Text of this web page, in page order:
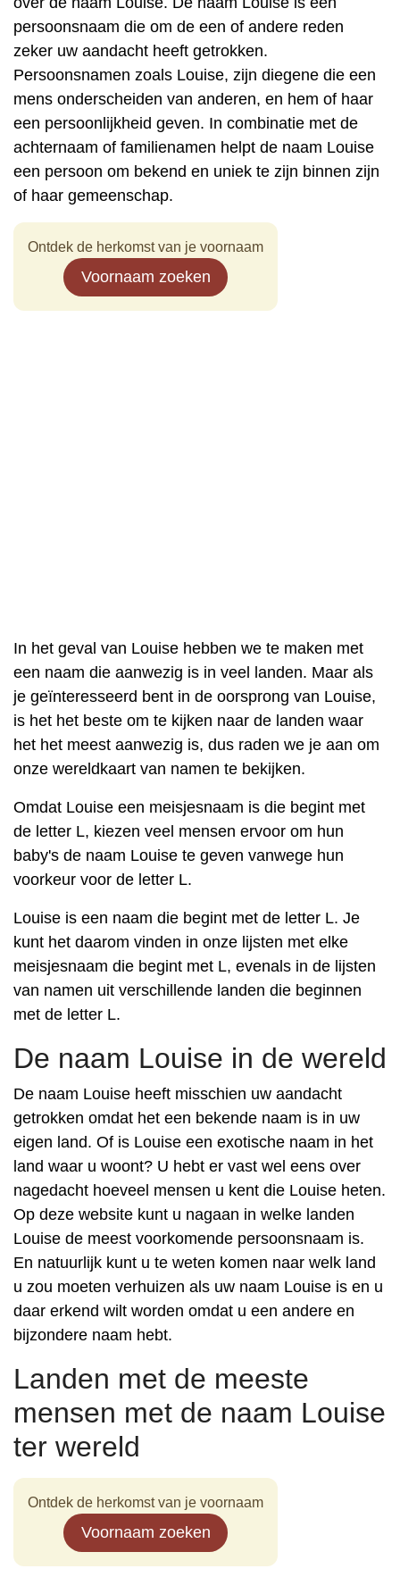
persoonsnaam die om de een of andere reden
zeker uw aandacht heeft getrokken.
Persoonsnamen zoals Louise, zijn diegene die een
mens onderscheiden van anderen, en hem of haar
een persoonlijkheid geven. In combinatie met de
achternaam of familienamen helpt de naam Louise
een persoon om bekend en uniek te zijn binnen zijn
of haar gemeenschap.
Ontdek de herkomst van je voornaam
Voornaam zoeken
In het geval van Louise hebben we te maken met
een naam die aanwezig is in veel landen. Maar als
je geïnteresseerd bent in de oorsprong van Louise,
is het het beste om te kijken naar de landen waar
het het meest aanwezig is, dus raden we je aan om
onze wereldkaart van namen te bekijken.
Omdat Louise een meisjesnaam is die begint met
de letter L, kiezen veel mensen ervoor om hun
baby's de naam Louise te geven vanwege hun
voorkeur voor de letter L.
Louise is een naam die begint met de letter L. Je
kunt het daarom vinden in onze lijsten met elke
meisjesnaam die begint met L, evenals in de lijsten
van namen uit verschillende landen die beginnen
met de letter L.
De naam Louise in de wereld
De naam Louise heeft misschien uw aandacht
getrokken omdat het een bekende naam is in uw
eigen land. Of is Louise een exotische naam in het
land waar u woont? U hebt er vast wel eens over
nagedacht hoeveel mensen u kent die Louise heten.
Op deze website kunt u nagaan in welke landen
Louise de meest voorkomende persoonsnaam is.
En natuurlijk kunt u te weten komen naar welk land
u zou moeten verhuizen als uw naam Louise is en u
daar erkend wilt worden omdat u een andere en
bijzondere naam hebt.
Landen met de meeste
mensen met de naam Louise
ter wereld
Ontdek de herkomst van je voornaam
Voornaam zoeken